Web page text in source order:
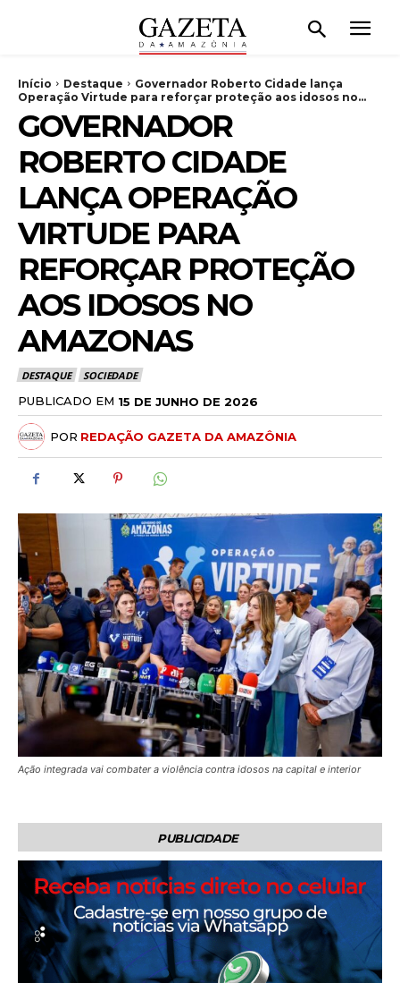
Início Destaque
Governador Roberto Cidade lança
Operação Virtude para reforçar proteção aos idosos no...
GOVERNADOR
ROBERTO CIDADE
LANÇA OPERAÇÃO
VIRTUDE PARA
REFORÇAR PROTEÇÃO
AOS IDOSOS NO
AMAZONAS
DESTAQUE SOCIEDADE
PUBLICADO EM 15 DE JUNHO DE 2026
POR REDAÇÃO GAZETA DA AMAZÔNIA
Ação integrada vai combater a violência contra idosos na capital e interior
PUBLICIDADE